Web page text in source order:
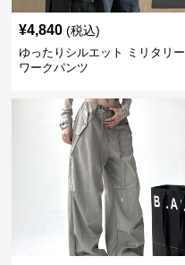
¥4,840 (税込)
ゆったりシルエット ミリタリー
ワークパンツ